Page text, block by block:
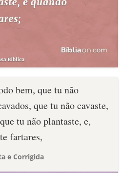
bem, que tu não
que tu não cavaste,
tu não plantaste, e,
fartares,
e Corrigida